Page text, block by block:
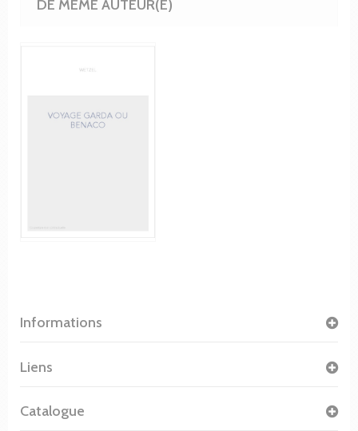
DE MÊME AUTEUR(E)
Informations
Liens
Catalogue